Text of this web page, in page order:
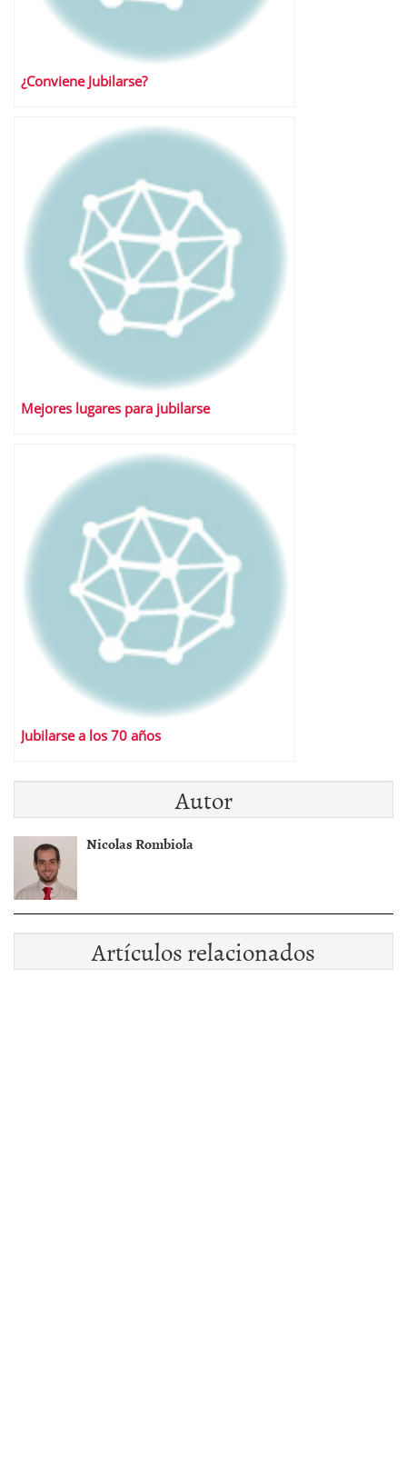
¿Conviene Jubilarse?
Mejores lugares para jubilarse
Jubilarse a los 70 años
Autor
Nicolas Rombiola
Artículos relacionados